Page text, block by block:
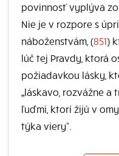
povinnosť vyplýva
Nie je v rozpore s
náboženstvám, (851)
lúč tej Pravdy, ktorá
požiadavkou lásky,
„láskavo, rozvážne a
ľuďmi, ktorí žijú v
týka viery“.